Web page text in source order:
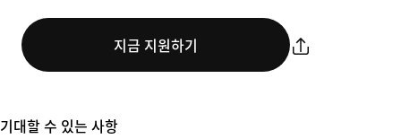
지금 지원하기
기대할 수 있는 사항